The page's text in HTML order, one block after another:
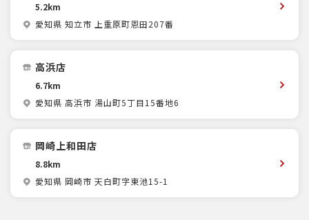
5.2km
愛知県 知立市 上重原町恩田207番
高浜店
6.7km
愛知県 高浜市 湯山町5丁目15番地6
岡崎上和田店
8.8km
愛知県 岡崎市 天白町字東池15-1